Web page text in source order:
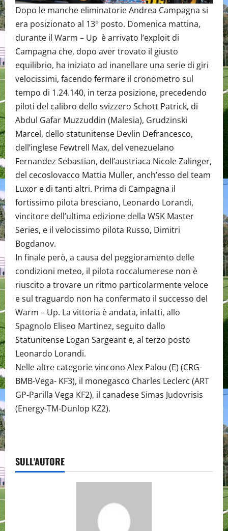
Dopo le manche eliminatorie Andrea Campagna si
era posizionato al 13° posto. Domenica mattina,
durante il Warm – Up è arrivato l’exploit di
Campagna che, dopo aver trovato il giusto
equilibrio, ha iniziato ad inanellare una serie di giri
velocissimi, facendo fermare il cronometro sul
tempo di 1.24.140, in terza posizione, precedendo
piloti del calibro dello svizzero Schott Patrick, di
Abdul Gafar Muzzuddin (Malesia), Grudzinski
Marcel, dello statunitense Devlin Defrancesco,
dell’inglese Fewtrell Max, del venezuelano
Fernandez Sebastian, dell’austriaca Nicole Zalinger,
del cecoslovacco Mattia Muller, anch’esso del team
Luxor e di tanti altri. Prima di Campagna il
fortissimo pilota bresciano, Leonardo Lorandi,
vincitore dell’ultima edizione della WSK Master
Series, e il velocissimo pilota Russo, Dimitri
Bogdanov.
In finale però, a causa del peggioramento delle
condizioni meteo, il pilota roccalumerese non è
riuscito a trovare un ritmo particolarmente veloce
e sul traguardo non ha confermato il successo del
Warm – Up. La vittoria è andata, infatti, allo
Spagnolo Eliseo Martinez, seguito dallo
Statunitense Logan Sargeant e, al terzo posto
Leonardo Lorandi.
Nelle altre categorie vincono Alex Palou (E) (CRG-
BMB-Vega- KF3), il monegasco Charles Leclerc (ART
GP-Parilla Vega KF2), il canadese Simas Judovrisis
(Energy-TM-Dunlop KZ2).
SULL'AUTORE